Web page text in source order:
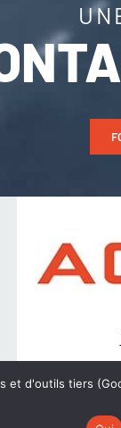
©
et d'outils tiers